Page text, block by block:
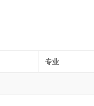
专业